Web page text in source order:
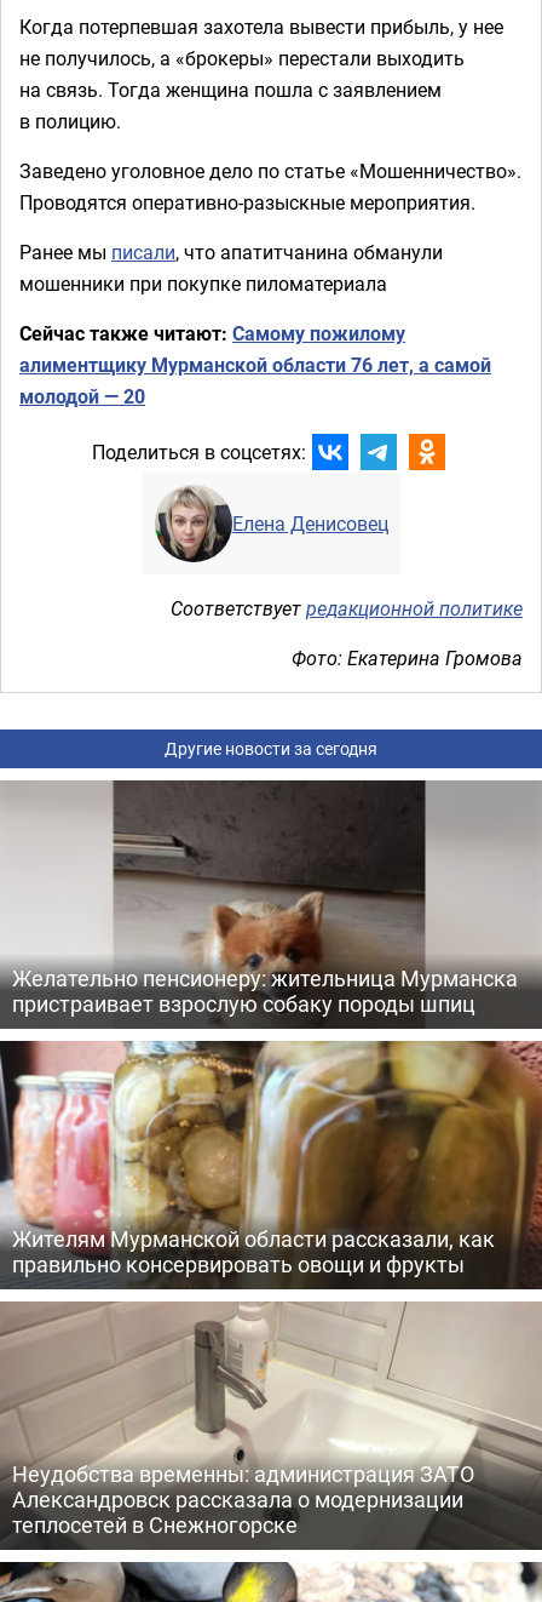
Когда потерпевшая захотела вывести прибыль, у нее
не получилось, а «брокеры» перестали выходить
на связь. Тогда женщина пошла с заявлением
в полицию.
Заведено уголовное дело по статье «Мошенничество».
Проводятся оперативно-разыскные мероприятия.
Ранее мы писали, что апатитчанина обманули
мошенники при покупке пиломатериала
Сейчас также читают: Самому пожилому
алиментщику Мурманской области 76 лет, а самой
молодой — 20
Поделиться в соцсетях:
Елена Денисовец
Соответствуетредакционной политике
Фото: Екатерина Громова
Другие новости за сегодня
Желательно пенсионеру: жительница Мурманска
пристраивает взрослую собаку породы шпиц
Жителям Мурманской области рассказали, как
правильно консервировать овощи и фрукты
Неудобства временны: администрация ЗАТО
Александровск рассказала о модернизации
теплосетей в Снежногорске